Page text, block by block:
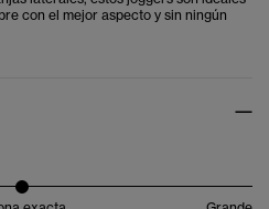
con el mejor aspecto y sin ningún